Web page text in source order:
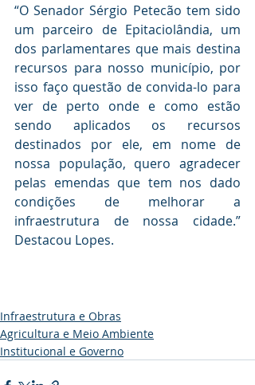
“O Senador Sérgio Petecão tem sido
um parceiro de Epitaciolândia, um
dos parlamentares que mais destina
recursos para nosso município, por
isso faço questão de convida-lo para
ver de perto onde e como estão
sendo aplicados os recursos
destinados por ele, em nome de
nossa população, quero agradecer
pelas emendas que tem nos dado
condições de melhorar a
infraestrutura de nossa cidade.”
Destacou Lopes.
Infraestrutura e Obras
Agricultura e Meio Ambiente
Institucional e Governo